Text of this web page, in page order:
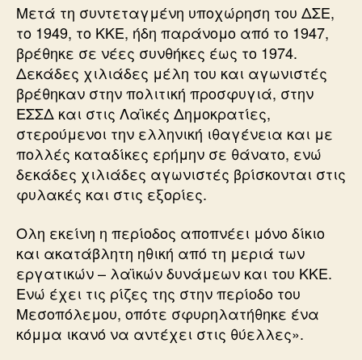
Μετά τη συντεταγμένη υποχώρηση του ΔΣΕ,
το 1949, το ΚΚΕ, ήδη παράνομο από το 1947,
βρέθηκε σε νέες συνθήκες έως το 1974.
Δεκάδες χιλιάδες μέλη του και αγωνιστές
βρέθηκαν στην πολιτική προσφυγιά, στην
ΕΣΣΔ και στις Λαϊκές Δημοκρατίες,
στερούμενοι την ελληνική ιθαγένεια και με
πολλές καταδίκες ερήμην σε θάνατο, ενώ
δεκάδες χιλιάδες αγωνιστές βρίσκονται στις
φυλακές και στις εξορίες.
Ολη εκείνη η περίοδος αποπνέει μόνο δίκιο
και ακατάβλητη ηθική από τη μεριά των
εργατικών – λαϊκών δυνάμεων και του ΚΚΕ.
Ενώ έχει τις ρίζες της στην περίοδο του
Μεσοπόλεμου, οπότε σφυρηλατήθηκε ένα
κόμμα ικανό να αντέχει στις θύελλες».